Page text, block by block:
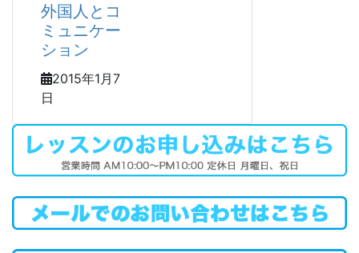
外国人とコ
ミュニケー
ション
2015年1月7
日